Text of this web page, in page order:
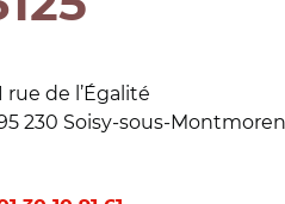
rue de l’Égalité
230 Soisy-sous-